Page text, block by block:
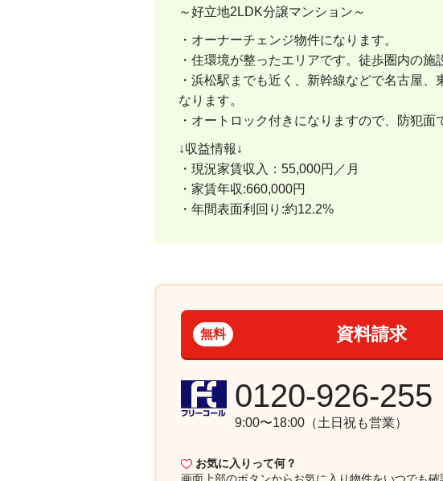
～好立地2LDK分譲マンション～
・オーナーチェンジ物件になります。
・住環境が整ったエリアです。徒歩圏内の施
・浜松駅までも近く、新幹線などで名古屋
なります。
・オートロック付きになりますので、防犯面
↓収益情報↓
・現況家賃収入：55,000円／月
・家賃年収:660,000円
・年間表面利回り:約12.2%
資料請求
無料
お気に入りって何？
0120-926-255
9:00〜18:00（土日祝も営業）